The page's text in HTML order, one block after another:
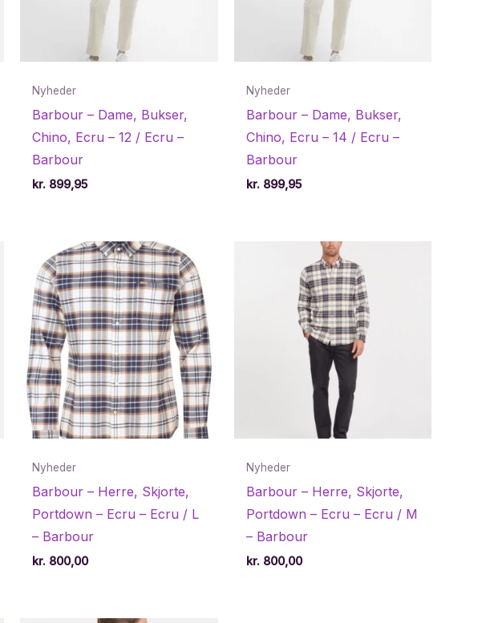
Nyheder
Barbour – Dame, Bukser,
Chino, Ecru – 12 / Ecru –
Barbour
kr. 899,95
Nyheder
Barbour – Dame, Bukser,
Chino, Ecru – 14 / Ecru –
Barbour
kr.899,95
Nyheder
Barbour – Herre, Skjorte,
Portdown – Ecru – Ecru / L
– Barbour
kr. 800,00
Nyheder
Barbour – Herre, Skjorte,
Portdown – Ecru – Ecru / M
– Barbour
kr.800,00